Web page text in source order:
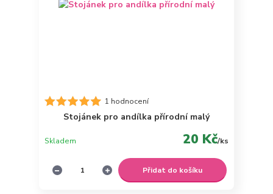
1 hodnocení
Stojánek pro andílka přírodní malý
20 Kč/ks
Skladem
Přidat do košíku